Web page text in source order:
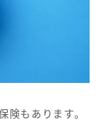
険もあります。